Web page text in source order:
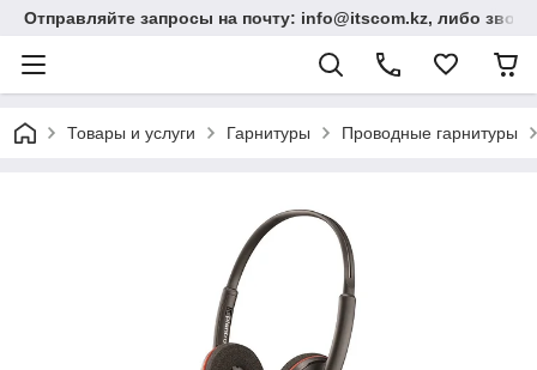
Отправляйте запросы на почту: info@itscom.kz, либо
Товары и услуги Гарнитуры Проводные гарнитуры